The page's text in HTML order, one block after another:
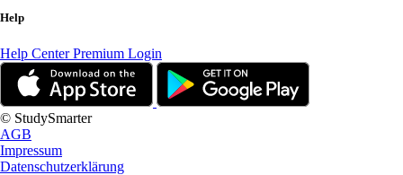
Help
Help CenterPremium Login
© StudySmarter
AGB
Impressum
Datenschutzerklärung